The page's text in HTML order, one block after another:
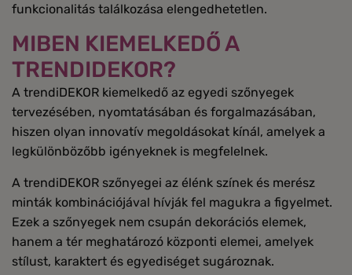
funkcionalitás találkozása elengedhetetlen.
MIBEN KIEMELKEDŐ A
TRENDIDEKOR?
A trendiDEKOR kiemelkedő az egyedi szőnyegek
tervezésében, nyomtatásában és forgalmazásában,
hiszen olyan innovatív megoldásokat kínál, amelyek a
legkülönbözőbb igényeknek is megfelelnek.
A trendiDEKOR szőnyegei az élénk színek és merész
minták kombinációjával hívják fel magukra a figyelmet.
Ezek a szőnyegek nem csupán dekorációs elemek,
hanem a tér meghatározó központi elemei, amelyek
stílust, karaktert és egyediséget sugároznak.